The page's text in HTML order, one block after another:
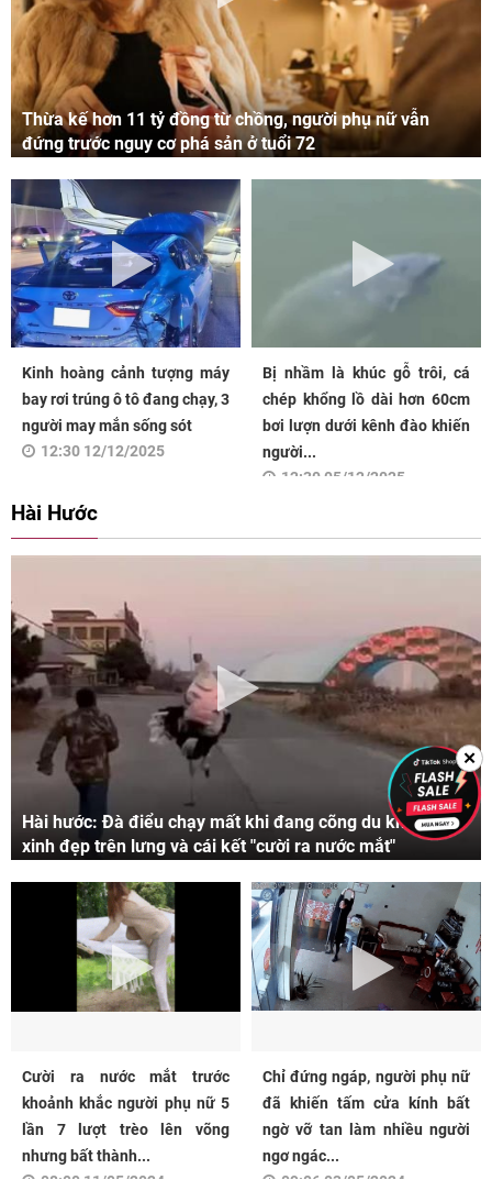
Thừa kế hơn 11 tỷ đồng từ chồng, người phụ nữ vẫn
đứng trước nguy cơ phá sản ở tuổi 72
Kinh hoàng cảnh tượng máy
bay rơi trúng ô tô đang chạy, 3
người may mắn sống sót
12:30 12/12/2025
Bị nhầm là khúc gỗ trôi, cá
chép khổng lồ dài hơn 60cm
bơi lượn dưới kênh đào khiến
người...
12:30 05/12/2025
Hài Hước
Hài hước: Đà điểu chạy mất khi đang cõng du khách
xinh đẹp trên lưng và cái kết "cười ra nước mắt"
Cười ra nước mắt trước
khoảnh khắc người phụ nữ 5
lần 7 lượt trèo lên võng
nhưng bất thành...
08:00 11/05/2024
Chỉ đứng ngáp, người phụ nữ
đã khiến tấm cửa kính bất
ngờ vỡ tan làm nhiều người
ngơ ngác...
09:06 03/05/2024
✕